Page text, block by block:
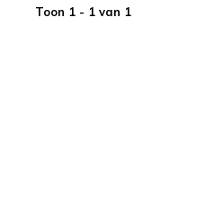
Toon 1 - 1 van 1